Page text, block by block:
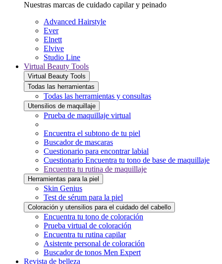
Nuestras marcas de cuidado capilar y peinado
Advanced Hairstyle
Ever
Elnett
Elvive
Studio Line
Virtual Beauty Tools
Virtual Beauty Tools
Todas las herramientas
Todas las herramientas y consultas
Utensilios de maquillaje
Prueba de maquillaje virtual
Encuentra el subtono de tu piel
Buscador de mascaras
Cuestionario para encontrar labial
Cuestionario Encuentra tu tono de base de maquillaje
Encuentra tu rutina de maquillaje
Herramientas para la piel
Skin Genius
Test de sérum para la piel
Coloración y utensilios para el cuidado del cabello
Encuentra tu tono de coloración
Prueba virtual de coloración
Encuentra tu rutina capilar
Asistente personal de coloración
Buscador de tonos Men Expert
Revista de belleza